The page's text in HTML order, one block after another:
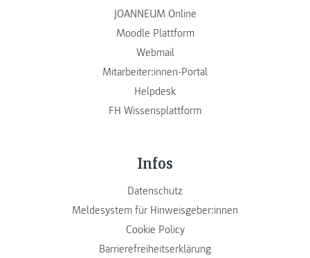
JOANNEUM Online
Moodle Plattform
Webmail
Mitarbeiter:innen-Portal
Helpdesk
FH Wissensplattform
Infos
Datenschutz
Meldesystem für Hinweisgeber:innen
Cookie Policy
Barrierefreiheitserklärung